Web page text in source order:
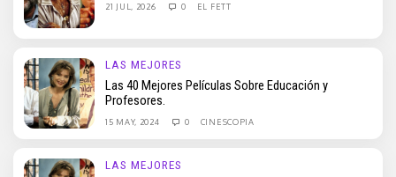
21 JUL, 2026 0 EL FETT
LAS MEJORES
Las 40 Mejores Películas Sobre Educación y
Profesores.
15 MAY, 2024 0 CINESCOPIA
LAS MEJORES